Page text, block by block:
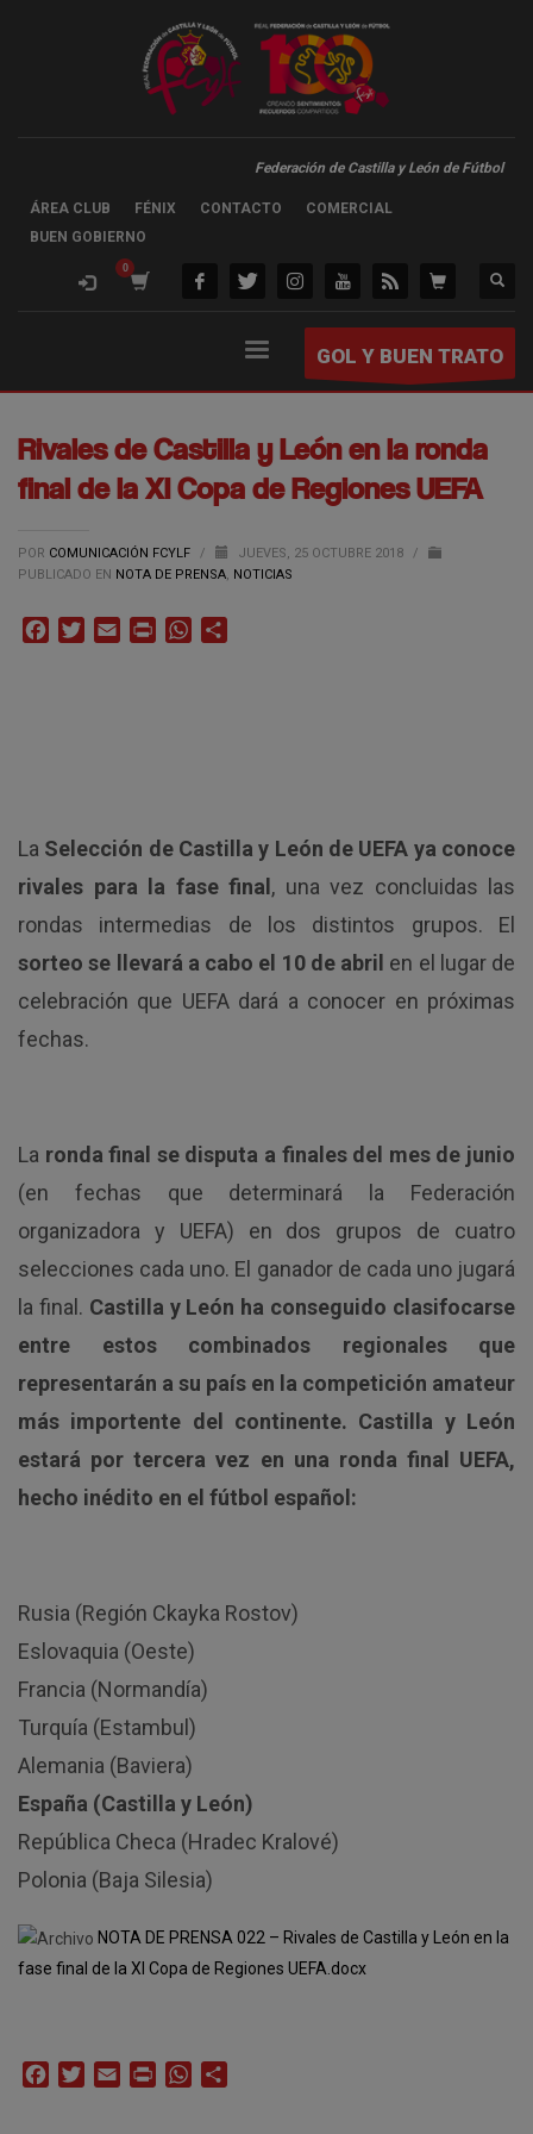
Federación de Castilla y León de Fútbol
ÁREA CLUB FÉNIX CONTACTO
COMERCIAL
BUEN GOBIERNO
GOL Y BUEN TRATO
Rivales de Castilla y León en la ronda
final de la XI Copa de Regiones UEFA
POR COMUNICACIÓN FCYLF / JUEVES, 25 OCTUBRE 2018
/
PUBLICADO EN NOTA DE PRENSA, NOTICIAS
FacebookTwitterEmail Print WhatsApp
La Selección de Castilla y León de UEFA ya conoce
rivales para la fase final , una vez concluidas las
rondas intermedias de los distintos grupos. El
sorteo se llevará a cabo el 10 de abril en el lugar de
celebración que UEFA dará a conocer en próximas
fechas.
La ronda final se disputa a finales del mes de junio
(en fechas que determinará la Federación
organizadora y UEFA) en dos grupos de cuatro
selecciones cada uno. El ganador de cada uno jugará
la final. Castilla y León ha conseguido clasifocarse
entre estos combinados regionales que
representarán a su país en la competición amateur
más importente del continente. Castilla y León
estará por tercera vez en una ronda final UEFA,
hecho inédito en el fútbol español:
Rusia (Región Ckayka Rostov)
Eslovaquia (Oeste)
Francia (Normandía)
Turquía (Estambul)
Alemania (Baviera)
España (Castilla y León)
República Checa (Hradec Kralové)
Polonia (Baja Silesia)
NOTA DE PRENSA 022 – Rivales de Castilla y León en la
fase final de la XI Copa de Regiones UEFA.docx
FacebookTwitterEmail Print WhatsApp